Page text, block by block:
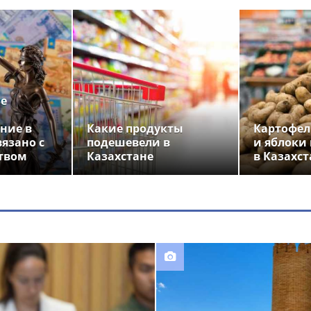
в
с
Какие продукты
подешевели в
Казахстане
и
в